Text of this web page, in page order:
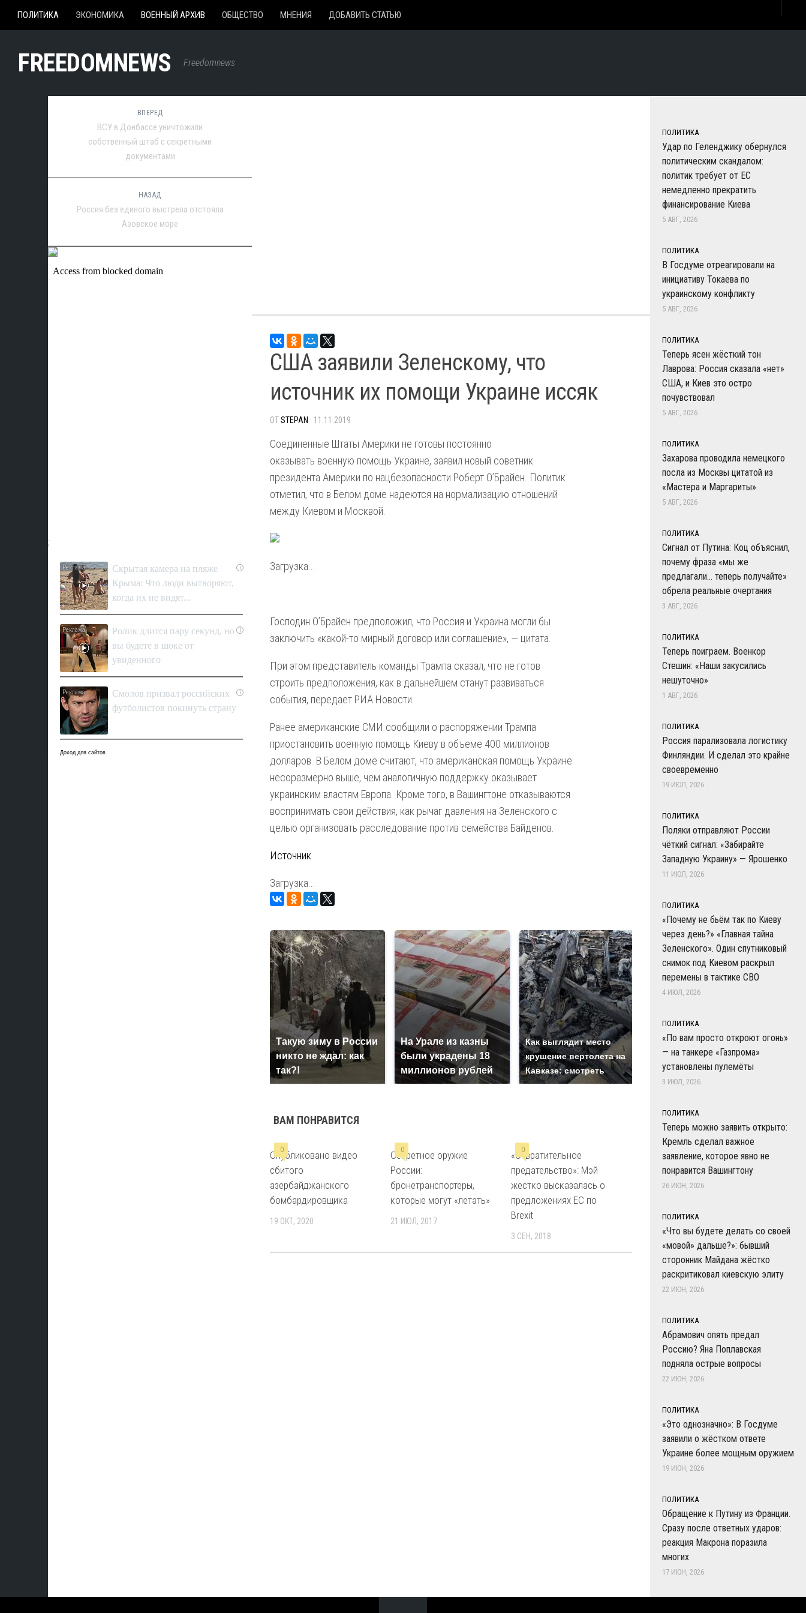
ПОЛИТИКА ЭКОНОМИКА ВОЕННЫЙ АРХИВ ОБЩЕСТВО МНЕНИЯ ДОБАВИТЬ СТАТЬЮ
FREEDOMNEWS Freedomnews
США заявили Зеленскому, что
источник их помощи Украине иссяк
ОТSTEPAN · 11.11.2019
Соединенные Штаты Америки не готовы постоянно
оказывать военную помощь Украине, заявил новый советник
президента Америки по нацбезопасности Роберт О’Брайен. Политик
отметил, что в Белом доме надеются на нормализацию отношений
между Киевом и Москвой.
Загрузка...
Господин О’Брайен предположил, что Россия и Украина могли бы
заключить «какой-то мирный договор или соглашение», — цитата.
При этом представитель команды Трампа сказал, что не готов
строить предположения, как в дальнейшем станут развиваться
события, передает РИА Новости.
Ранее американские СМИ сообщили о распоряжении Трампа
приостановить военную помощь Киеву в объеме 400 миллионов
долларов. В Белом доме считают, что американская помощь Украине
несоразмерно выше, чем аналогичную поддержку оказывает
украинским властям Европа. Кроме того, в Вашингтоне отказываются
воспринимать свои действия, как рычаг давления на Зеленского с
целью организовать расследование против семейства Байденов.
Источник
Загрузка...
Такую зиму в России
никто не ждал: как
так?!
На Урале из казны
были украдены 18
миллионов рублей
Как выглядит место
крушение вертолета на
Кавказе: смотреть
Не ешьте эту
готовую еду из
магазина: список
В ОАЭ
ВАМ ПОНРАВИТСЯ
0
Опубликовано видео
сбитого
азербайджанского
бомбардировщика
19 ОКТ, 2020
0
Секретное оружие
России:
бронетранспортеры,
которые могут «летать»
21 ИЮЛ, 2017
0
«Отвратительное
предательство»: Мэй
жестко высказалась о
предложениях ЕС по
Brexit
3 СЕН, 2018
ВПЕРЕД
ВСУ в Донбассе уничтожили
собственный штаб с секретными
документами
НАЗАД
Россия без единого выстрела отстояла
Азовское море
;
i
Скрытая камера на пляже
Крыма: Что люди вытворяют,
когда их не видят...
i
Ролик длится пару секунд, но
вы будете в шоке от
увиденного
i
Смолов призвал российских
футболистов покинуть страну
Доход для сайтов
ПОЛИТИКА
Удар по Геленджику обернулся
политическим скандалом:
политик требует от ЕС
немедленно прекратить
финансирование Киева
5 АВГ, 2026
ПОЛИТИКА
В Госдуме отреагировали на
инициативу Токаева по
украинскому конфликту
5 АВГ, 2026
ПОЛИТИКА
Теперь ясен жёсткий тон
Лаврова: Россия сказала «нет»
США, и Киев это остро
почувствовал
5 АВГ, 2026
ПОЛИТИКА
Захарова проводила немецкого
посла из Москвы цитатой из
«Мастера и Маргариты»
5 АВГ, 2026
ПОЛИТИКА
Сигнал от Путина: Коц объяснил,
почему фраза «мы же
предлагали… теперь получайте»
обрела реальные очертания
3 АВГ, 2026
ПОЛИТИКА
Теперь поиграем. Военкор
Стешин: «Наши закусились
нешуточно»
1 АВГ, 2026
ПОЛИТИКА
Россия парализовала логистику
Финляндии. И сделал это крайне
своевременно
19 ИЮЛ, 2026
ПОЛИТИКА
Поляки отправляют России
чёткий сигнал: «Забирайте
Западную Украину» — Ярошенко
11 ИЮЛ, 2026
ПОЛИТИКА
«Почему не бьём так по Киеву
через день?» «Главная тайна
Зеленского». Один спутниковый
снимок под Киевом раскрыл
перемены в тактике СВО
4 ИЮЛ, 2026
ПОЛИТИКА
«По вам просто откроют огонь»
— на танкере «Газпрома»
установлены пулемёты
3 ИЮЛ, 2026
ПОЛИТИКА
Теперь можно заявить открыто:
Кремль сделал важное
заявление, которое явно не
понравится Вашингтону
26 ИЮН, 2026
ПОЛИТИКА
«Что вы будете делать со своей
«мовой» дальше?»: бывший
сторонник Майдана жёстко
раскритиковал киевскую элиту
22 ИЮН, 2026
ПОЛИТИКА
Абрамович опять предал
Россию? Яна Поплавская
подняла острые вопросы
22 ИЮН, 2026
ПОЛИТИКА
«Это однозначно»: В Госдуме
заявили о жёстком ответе
Украине более мощным оружием
19 ИЮН, 2026
ПОЛИТИКА
Обращение к Путину из Франции.
Сразу после ответных ударов:
реакция Макрона поразила
многих
17 ИЮН, 2026